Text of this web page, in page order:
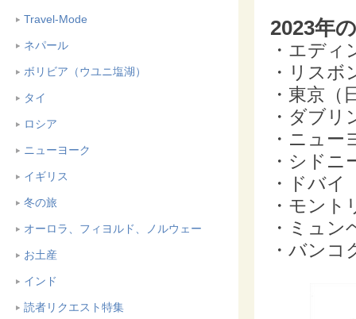
Travel-Mode
ネパール
ボリビア（ウユニ塩湖）
タイ
ロシア
ニューヨーク
イギリス
冬の旅
オーロラ、フィヨルド、ノルウェー
お土産
インド
読者リクエスト特集
2023年
・エデ
・リス
・東京（
・ダブ
・ニュー
・シド
・ドバイ
・モン
・ミュン
・バンコ